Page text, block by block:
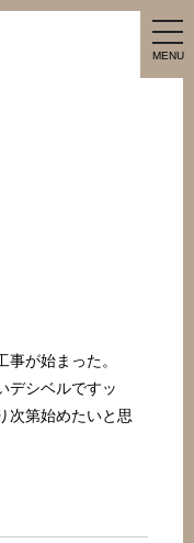
MENU
が始まった。
デシベルですッ
次第始めたいと思